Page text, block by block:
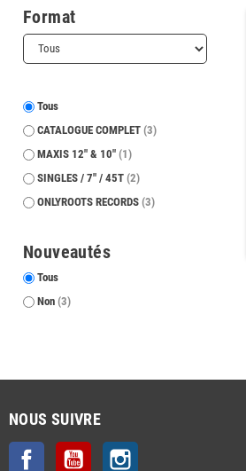
Format
Tous
CATALOGUE COMPLET (3)
MAXIS 12" & 10" (1)
SINGLES / 7" / 45T (2)
ONLYROOTS RECORDS (3)
Nouveautés
Tous
Non (3)
NOUS SUIVRE
Facebook YouTube